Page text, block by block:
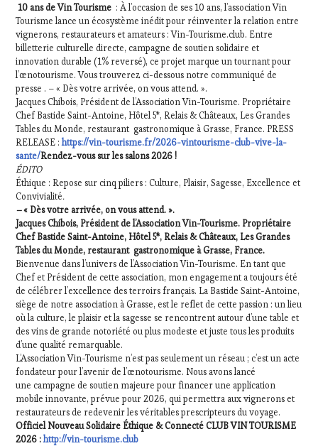
10 ans de Vin Tourisme : À l’occasion de ses 10 ans, l’association Vin
Tourisme lance un écosystème inédit pour réinventer la relation entre
vignerons, restaurateurs et amateurs : Vin-Tourisme.club. Entre
billetterie culturelle directe, campagne de soutien solidaire et
innovation durable (1% reversé), ce projet marque un tournant pour
l’œnotourisme. Vous trouverez ci-dessous notre communiqué de
presse . – « Dès votre arrivée, on vous attend. ».
Jacques Chibois, Président de l’Association Vin-Tourisme. Propriétaire
Chef Bastide Saint-Antoine, Hôtel 5*, Relais & Châteaux, Les Grandes
Tables du Monde, restaurant gastronomique à Grasse, France. PRESS
RELEASE :https://vin-tourisme.fr/2026-vintourisme-club-vive-la-
sante/Rendez-vous sur les salons 2026 !
ÉDITO
Éthique : Repose sur cinq piliers : Culture, Plaisir, Sagesse, Excellence et
Convivialité.
–« Dès votre arrivée, on vous attend. ».
Jacques Chibois, Président de l’Association Vin-Tourisme. Propriétaire
Chef Bastide Saint-Antoine, Hôtel 5*, Relais & Châteaux, Les Grandes
Tables du Monde, restaurant gastronomique à Grasse, France.
Bienvenue dans l’univers de l’Association Vin-Tourisme. En tant que
Chef et Président de cette association, mon engagement a toujours été
de célébrer l’excellence des terroirs français. La Bastide Saint-Antoine,
siège de notre association à Grasse, est le reflet de cette passion : un lieu
où la culture, le plaisir et la sagesse se rencontrent autour d’une table et
des vins de grande notoriété ou plus modeste et juste tous les produits
d’une qualité remarquable.
L’Association Vin-Tourisme n’est pas seulement un réseau ; c’est un acte
fondateur pour l’avenir de l’œnotourisme. Nous avons lancé
une campagne de soutien majeure pour financer une application
mobile innovante, prévue pour 2026, qui permettra aux vignerons et
restaurateurs de redevenir les véritables prescripteurs du voyage.
Officiel Nouveau Solidaire Éthique & Connecté CLUB VIN TOURISME
2026 :http://vin-tourisme.club